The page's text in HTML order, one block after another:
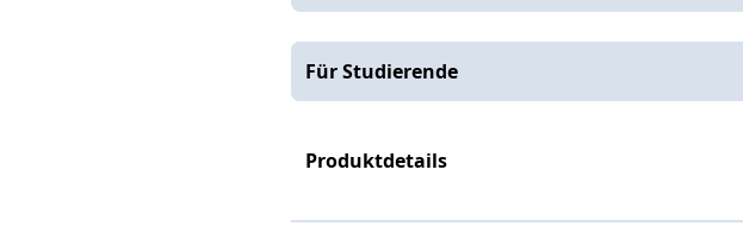
Für Studierende
Produktdetails